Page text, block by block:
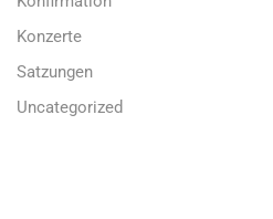
Konzerte
Satzungen
Uncategorized